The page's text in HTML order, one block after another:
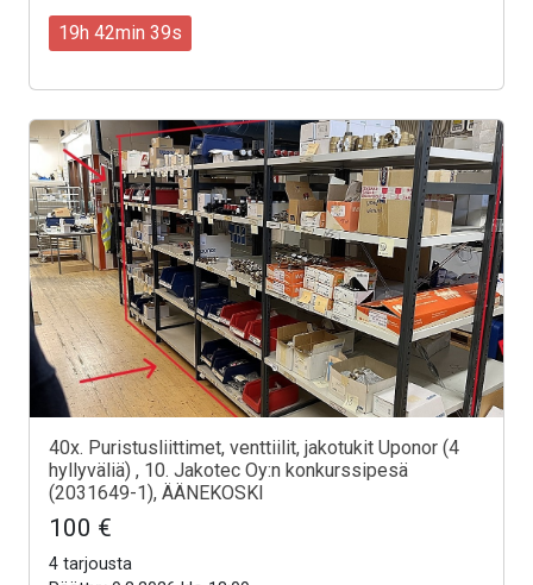
19h 42min 37s
40x. Puristusliittimet, venttiilit, jakotukit Uponor (4
hyllyväliä) , 10. Jakotec Oy:n konkurssipesä
(2031649-1), ÄÄNEKOSKI
100 €
4 tarjousta